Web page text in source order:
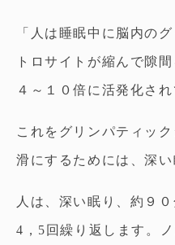
「人は睡眠中に脳内の
トロサイトが縮んで隙
４～１０倍に活発化さ
これをグリンパティッ
滑にするためには、深
人は、深い眠り、約９
4，5回繰り返します。